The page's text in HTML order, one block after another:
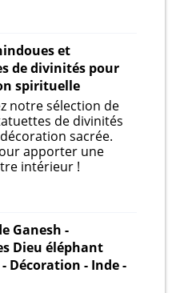
et
de divinités pour
spirituelle
notre sélection de
de divinités
sacrée.
apporter une
intérieur !
Ganesh -
Dieu éléphant
Décoration - Inde -